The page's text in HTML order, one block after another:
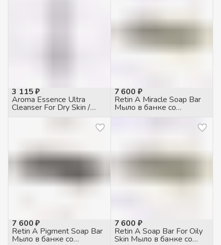
3 115 ₽
Aroma Essence Ultra
Cleanser For Dry Skin /
Мыло жидкое для сухой
7 600 ₽
Retin A Miracle Soap Bar
Мыло в банке со
7 600 ₽
Retin A Pigment Soap Bar
Мыло в банке со
7 600 ₽
Retin A Soap Bar For Oily
Skin Мыло в банке со